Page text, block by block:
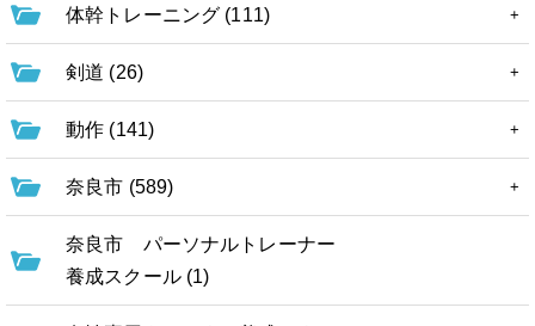
体幹トレーニング (111)
剣道 (26)
動作 (141)
奈良市 (589)
奈良市 パーソナルトレーナー
養成スクール (1)